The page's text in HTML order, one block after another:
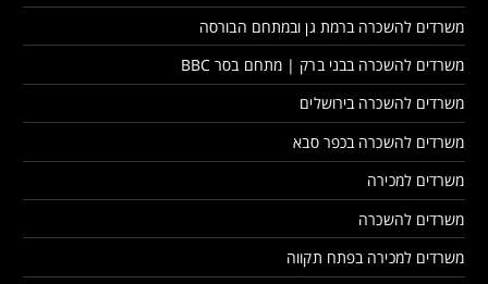
משרדים להשכרה ברמת גן ובמתחם הבורסה
משרדים להשכרה בבני ברק | מתחם בסר BBC
משרדים להשכרה בירושלים
משרדים להשכרה בכפר סבא
משרדים למכירה
משרדים להשכרה
משרדים למכירה בפתח תקווה